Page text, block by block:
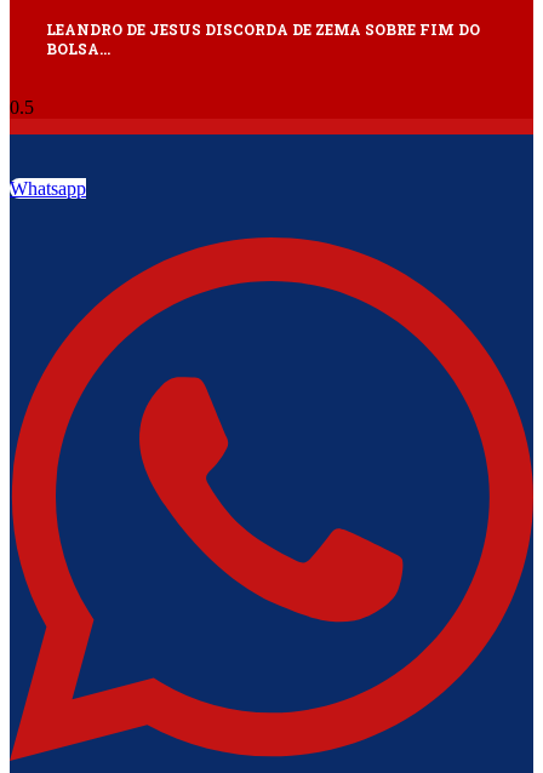
LEANDRO DE JESUS DISCORDA DE ZEMA SOBRE FIM DO
BOLSA…
Whatsapp